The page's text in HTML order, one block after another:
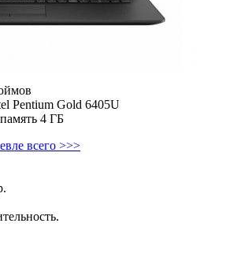
Pentium Gold 6405U
4 ГБ
всего >>>